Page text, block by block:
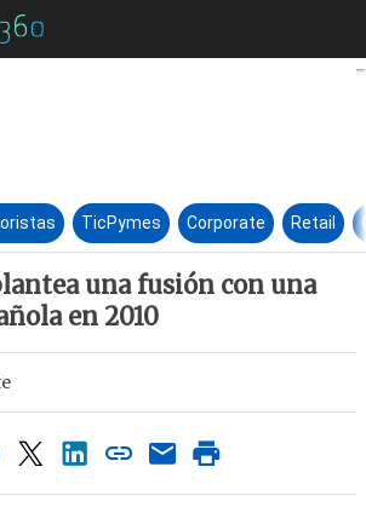
Rainbow se plantea una
TicPymes Corporate Retail
una fusión con una
en 2010